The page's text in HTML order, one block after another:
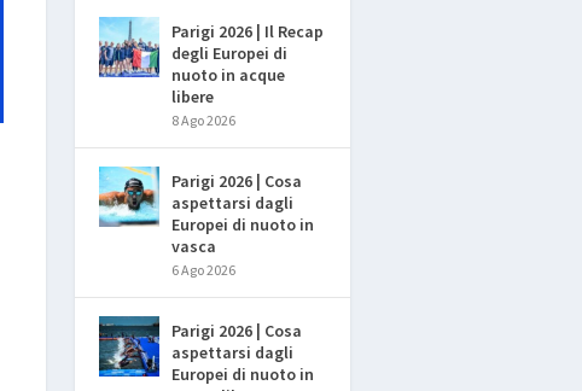
Parigi 2026 | Il Recap
degli Europei di
nuoto in acque
libere
8 Ago 2026
Parigi 2026 | Cosa
aspettarsi dagli
Europei di nuoto in
vasca
6 Ago 2026
Parigi 2026 | Cosa
aspettarsi dagli
Europei di nuoto in